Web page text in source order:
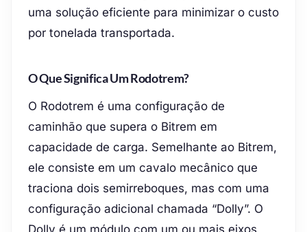
uma solução eficiente para minimizar o custo
por tonelada transportada.
O Que Significa Um Rodotrem?
O Rodotrem é uma configuração de
caminhão que supera o Bitrem em
capacidade de carga. Semelhante ao Bitrem,
ele consiste em um cavalo mecânico que
traciona dois semirreboques, mas com uma
configuração adicional chamada “Dolly”. O